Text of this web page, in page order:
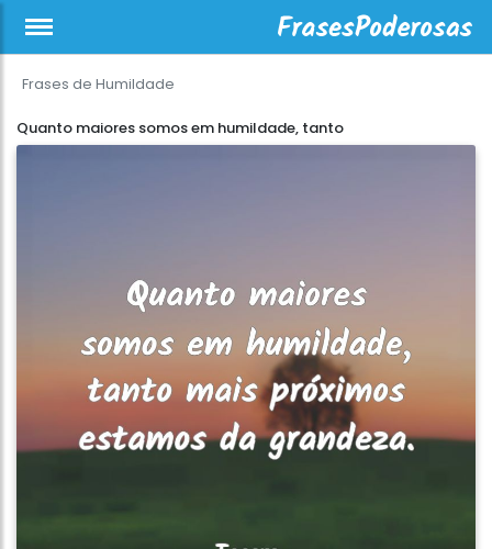
Frases de Humildade
Quanto maiores somos em humildade, tanto